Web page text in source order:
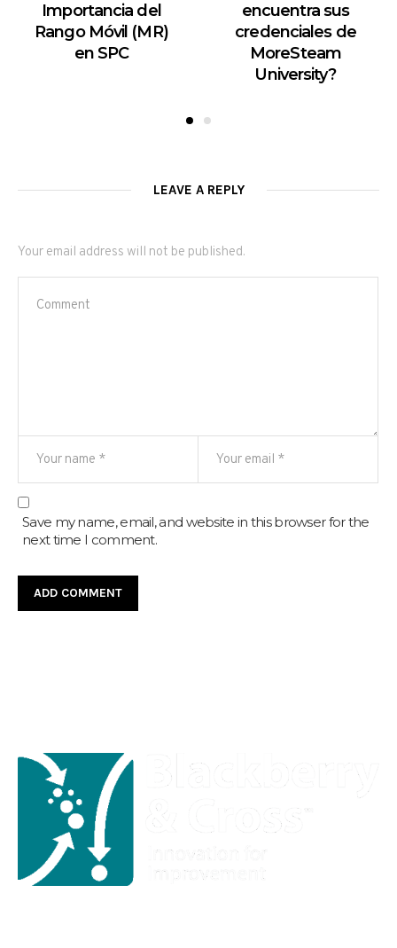
Importancia del
Rango Móvil (MR)
en SPC
encuentra sus
credenciales de
MoreSteam
University?
LEAVE A REPLY
Your email address will not be published.
Save my name, email, and website in this browser for the
next time I comment.